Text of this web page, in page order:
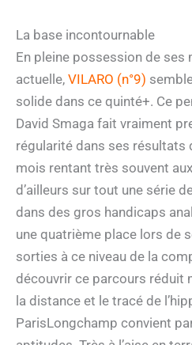
La base incontournable
En pleine possession de ses
actuelle, VILARO (n°9)
solide dans ce quinté+. Ce
David Smaga fait vraiment
régularité dans ses résultats
mois rentant très souvent
d’ailleurs sur tout une série
dans des gros handicaps
une quatrième place lors de
sorties à ce niveau de la
découvrir ce parcours réduit
la distance et le tracé de
ParisLongchamp convient